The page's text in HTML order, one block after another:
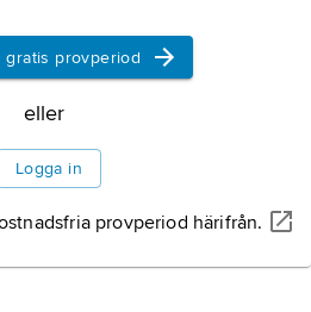
gratis provperiod
eller
Logga in
provperiod härifrån.